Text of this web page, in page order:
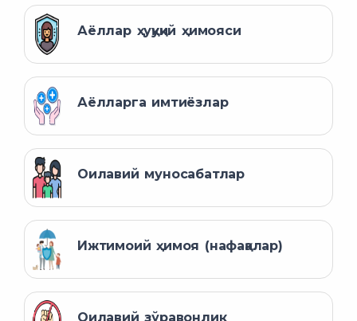
Аёллар ҳуқуқий ҳимояси
Аёлларга имтиёзлар
Оилавий муносабатлар
Ижтимоий ҳимоя (нафақалар)
Оилавий зўравонлик